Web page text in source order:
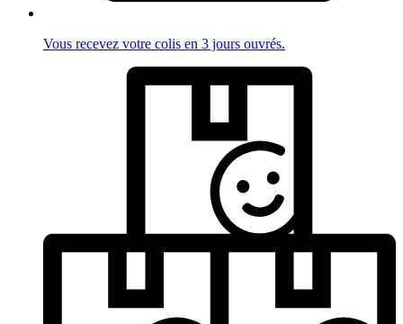
Vous recevez votre colis en 3 jours ouvrés.